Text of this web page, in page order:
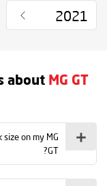
2021
about MG GT
on my MG
GT?